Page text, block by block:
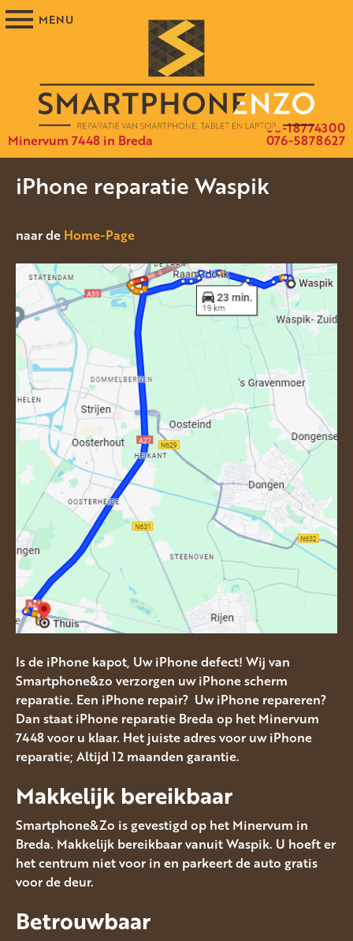
Minervum 7448 in Breda 076-5878627
06-18774300
iPhone reparatie Waspik
naar de Home-Page
Is de iPhone kapot, Uw iPhone defect! Wij van
Smartphone&zo verzorgen uw iPhone scherm
reparatie. Een iPhone repair? Uw iPhone repareren?
Dan staat iPhone reparatie Breda op het Minervum
7448 voor u klaar. Het juiste adres voor uw iPhone
reparatie; Altijd 12 maanden garantie.
Makkelijk bereikbaar
Smartphone&Zo is gevestigd op het Minervum in
Breda. Makkelijk bereikbaar vanuit Waspik. U hoeft er
het centrum niet voor in en parkeert de auto gratis
voor de deur.
Betrouwbaar